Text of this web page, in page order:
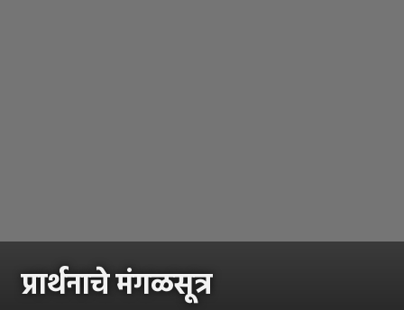
प्रार्थनाचे मंगळसूत्र